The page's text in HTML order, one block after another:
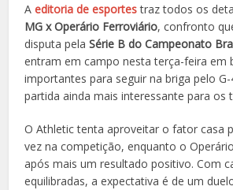
Aeditoria de esportestraz todos os
MG x Operário Ferroviário, confronto
disputa pelaSérie B do Campeonato
entram em campo nesta terça-feira em
importantes para seguir na briga pelo
partida ainda mais interessante para os
O Athletic tenta aproveitar o fator casa
vez na competição, enquanto o
após mais um resultado positivo. Com
equilibradas, a expectativa é de um